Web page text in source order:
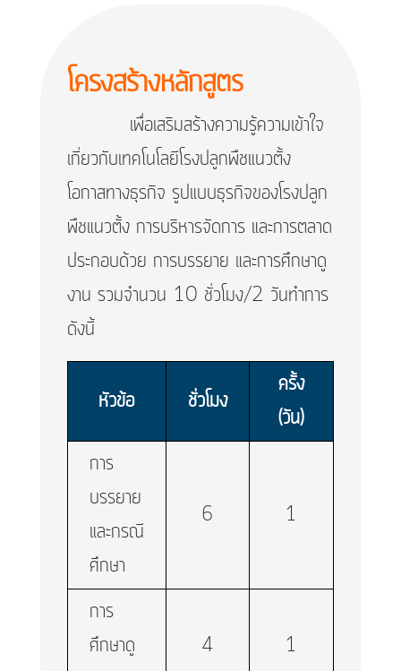
โครงสร้างหลักสูตร
เพื่อเสริมสร้างความรู้ความเข้าใจ
เกี่ยวกับเทคโนโลยีโรงปลูกพืชแนวตั้ง
โอกาสทางธุรกิจ รูปแบบธุรกิจของโรงปลูก
พืชแนวตั้ง การบริหารจัดการ และการตลาด
ประกอบด้วย การบรรยาย และการศึกษาดู
งาน รวมจำนวน 10 ชั่วโมง/2 วันทำการ
ดังนี้​
หัวข้อ ชั่วโมง
ครั้ง
(วัน)
การ
บรรยาย
และกรณี
ศึกษา
6 1
การ
ศึกษาดู
4 1